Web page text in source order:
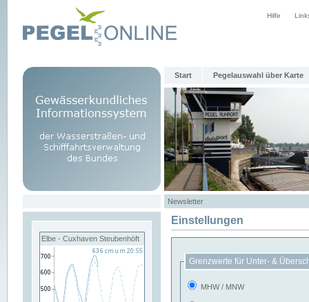
Hilfe
Start Pegelauswahl über Karte
Newsletter
Elbe - Cuxhaven Steubenhöft
Einstellungen
Grenzwerte für Unter- &
MHW / MNW